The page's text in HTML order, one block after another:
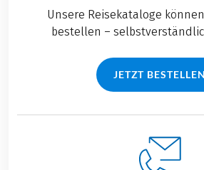
Unsere Reisekataloge
bestellen –
JETZT BESTELLEN